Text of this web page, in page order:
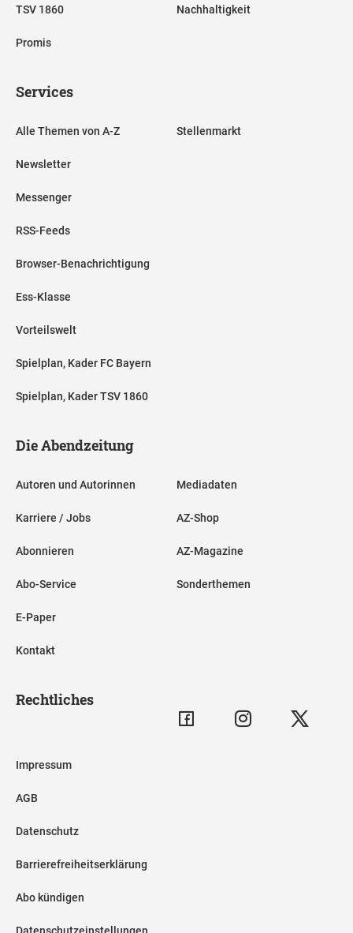
TSV 1860
Promis
Nachhaltigkeit
Services
Alle Themen von A-Z
Newsletter
Messenger
RSS-Feeds
Browser-Benachrichtigung
Ess-Klasse
Vorteilswelt
Spielplan, Kader FC Bayern
Spielplan, Kader TSV 1860
Stellenmarkt
Die Abendzeitung
Autoren und Autorinnen
Karriere / Jobs
Abonnieren
Abo-Service
E-Paper
Kontakt
Mediadaten
AZ-Shop
AZ-Magazine
Sonderthemen
Rechtliches
Impressum
AGB
Datenschutz
Barrierefreiheitserklärung
Abo kündigen